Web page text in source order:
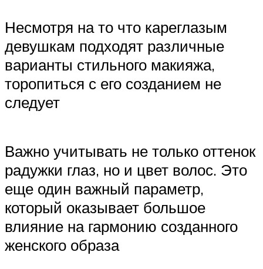
Несмотря на то что кареглазым
девушкам подходят различные
варианты стильного макияжа,
торопиться с его созданием не
следует
Важно учитывать не только оттенок
радужки глаз, но и цвет волос. Это
еще один важный параметр,
который оказывает большое
влияние на гармонию созданного
женского образа